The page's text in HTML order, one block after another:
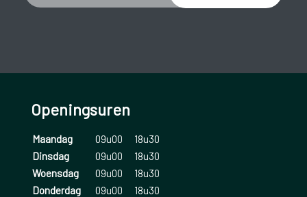
Openingsuren
Maandag 09u00
18u30
Dinsdag
09u00
18u30
Woensdag
09u00
18u30
Donderdag
09u00
18u30